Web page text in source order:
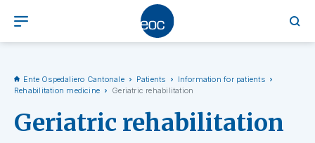
Ente Ospedaliero Cantonale Patients
Information for patients
Rehabilitation medicine
Geriatric rehabilitation
Geriatric rehabilitation